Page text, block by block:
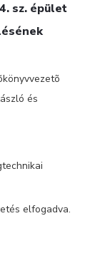
sz. épület
és
elfogadva.